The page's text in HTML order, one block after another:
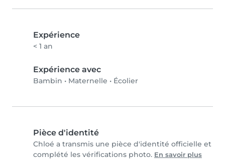
Expérience
< 1 an
Expérience avec
Bambin • Maternelle • Écolier
Pièce d'identité
Chloé a transmis une pièce d'identité officielle et
complété les vérifications photo. En savoir plus